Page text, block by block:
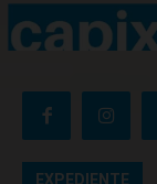
EXPEDIENTE